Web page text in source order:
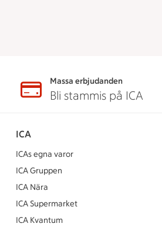
Massa erbjudanden
Bli stammis på ICA
ICA
ICAs egna varor
ICA Gruppen
ICA Nära
ICA Supermarket
ICA Kvantum